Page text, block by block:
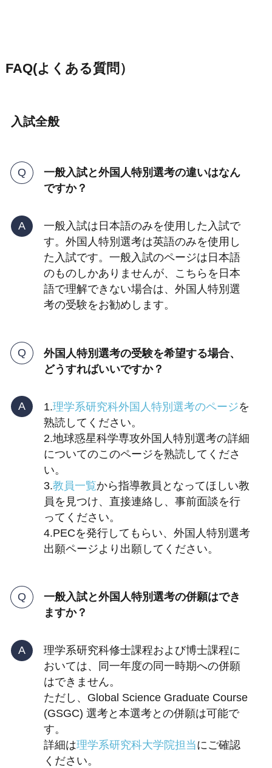
FAQ(よくある質問）
入試全般
一般入試と外国人特別選考の違いはなん
ですか？
一般入試は日本語のみを使用した入試で
す。外国人特別選考は英語のみを使用し
た入試です。一般入試のページは日本語
のものしかありませんが、こちらを日本
語で理解できない場合は、外国人特別選
考の受験をお勧めします。
外国人特別選考の受験を希望する場合、
どうすればいいですか？
1.理学系研究科外国人特別選考のページを
熟読してください。
2.地球惑星科学専攻外国人特別選考の詳細
についてのこのページを熟読してくださ
い。
3.教員一覧から指導教員となってほしい教
員を見つけ、直接連絡し、事前面談を行
ってください。
4.PECを発行してもらい、外国人特別選考
出願ページより出願してください。
一般入試と外国人特別選考の併願はでき
ますか？
理学系研究科修士課程および博士課程に
おいては、同一年度の同一時期への併願
はできません。
ただし、Global Science Graduate Course
(GSGC) 選考と本選考との併願は可能で
す。
詳細は理学系研究科大学院担当にご確認
ください。